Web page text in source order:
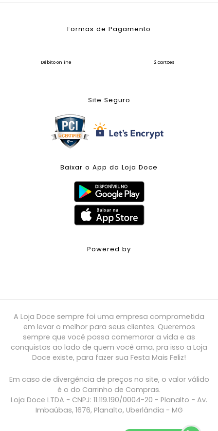
Formas de Pagamento
Débito online 2 cartões
Site Seguro
Baixar o App da Loja Doce
Powered by
A Loja Doce sempre foi uma empresa comprometida
em levar o melhor para seus clientes. Queremos
sempre que você possa comemorar a vida e as
conquistas ao lado de quem você ama, pra isso a Loja
Doce existe, para fazer sua Festa Mais Feliz!
Em caso de divergência de preços no site, o valor válido
é o do Carrinho de Compras.
Loja Doce LTDA - CNPJ: 11.119.190/0004-20 - Planalto - Av.
Imbaúbas, 1676, Planalto, Uberlândia - MG